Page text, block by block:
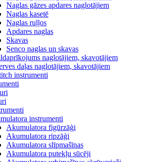
Naglas gāzes apdares naglotājiem
Naglas kasetē
Naglas ruļļos
Apdares naglas
Skavas
Senco naglas un skavas
naglotājiem, skavotājiem
daļas naglotājiem, skavotājiem
instrumenti
instrumenti
Akumulatora figūrzāģi
Akumulatora ripzāģi
Akumulatora slīpmašīnas
Akumulatora putekļu sūcēji